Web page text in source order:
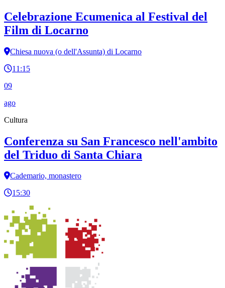
Celebrazione Ecumenica al Festival del
Film di Locarno
Chiesa nuova (o dell'Assunta) di Locarno
11:15
09
ago
Cultura
Conferenza su San Francesco nell'ambito
del Triduo di Santa Chiara
Cademario, monastero
15:30